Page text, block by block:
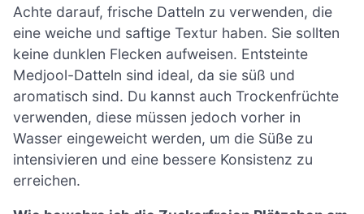
Achte darauf, frische Datteln zu verwenden, die
eine weiche und saftige Textur haben. Sie sollten
keine dunklen Flecken aufweisen. Entsteinte
Medjool-Datteln sind ideal, da sie süß und
aromatisch sind. Du kannst auch Trockenfrüchte
verwenden, diese müssen jedoch vorher in
Wasser eingeweicht werden, um die Süße zu
intensivieren und eine bessere Konsistenz zu
erreichen.